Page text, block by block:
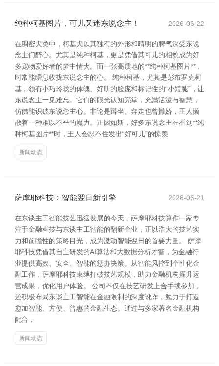
纯种柯基图片，可儿又迷东说念主！ 2026-06-22
在稠密犬类中，柯基犬以其独有的外形和晴明的脾气深受东说
念主们醉心。尤其是纯种柯基，更是凭借其可儿的相貌成为好
多宠物爱好者的梦中情犬。而一张高质地的**纯种柯基图片**，
时常能瞬息收拢东说念主的心。 纯种柯基，尤其是彭布罗克柯
基，领有小巧玲珑的体魄、好听的脸庞和标记性的“小短腿”，让
东说念主一见难忘。它们的眼光认知亮堂，充满活泼与智慧，
仿佛能识破东说念主心。非论是蹲坐、奔走也曾撒娇，王人懒
散着一种难以不平的魔力。正因如斯，好多东说念主在看到**纯
种柯基图片**时，王人会忍不住发出“好可儿”的惊羡
新闻动态
萨摩耶科技：智能翌日新引擎 2026-06-21
在东谈主工智能技艺迅猛发展的今天，萨摩耶科技算作一家专
注于金融科技与东谈主工智能的翻新企业，正以浩大的技艺实
力和前瞻性的策略目光，成为激动智能翌日的首要力量。 萨摩
耶科技凭借其自主研发的AI算法和大数据分析才智，为金融行
业提供高效、安全、智能的惩办决策。从智能风控到个性化金
融工作，萨摩耶科技束缚打破技艺规模，助力金融机构擢升运
营成果，优化用户体验。 公司不仅在技艺研发上合手续参加，
还积极布局东谈主工智能在金融限制的深度讹诈，勉力于打造
愈加智能、方便、普惠的金融生态。通过与多家著名金融机构
配合，
新闻动态